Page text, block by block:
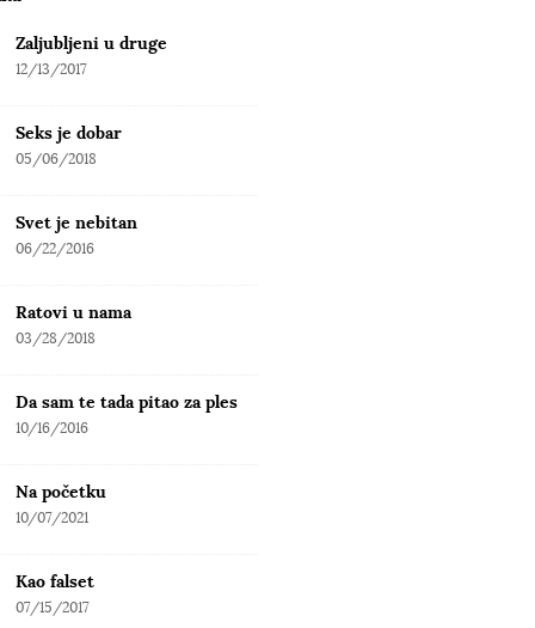
Zaljubljeni u druge
12/13/2017
Seks je dobar
05/06/2018
Svet je nebitan
06/22/2016
Ratovi u nama
03/28/2018
Da sam te tada pitao za ples
10/16/2016
Na početku
10/07/2021
Kao falset
07/15/2017